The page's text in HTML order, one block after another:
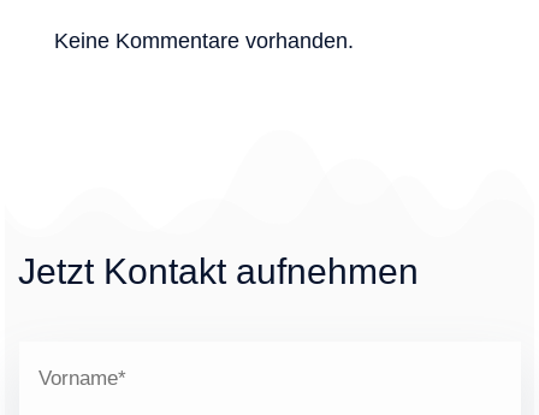
Keine Kommentare vorhanden.
Jetzt Kontakt aufnehmen